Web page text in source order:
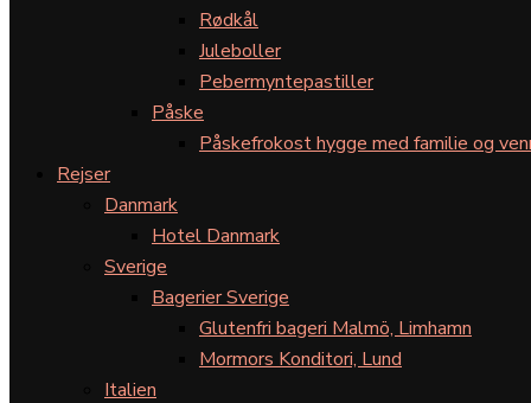
Rødkål
Juleboller
Pebermyntepastiller
Påske
Påskefrokost hygge med familie og
Rejser
Danmark
Hotel Danmark
Sverige
Bagerier Sverige
Glutenfri bageri Malmö, Limhamn
Mormors Konditori, Lund
Italien